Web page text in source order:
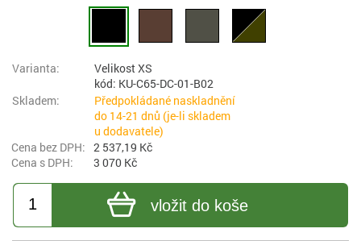
Velikost XS
kód: KU-C65-DC-01-B02
Předpokládané naskladnění
do 14-21 dnů (je-li skladem
u dodavatele)
2 537,19 Kč
3 070 Kč
vložit do koše